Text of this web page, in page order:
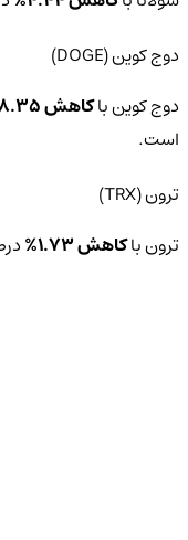
دوج‌ کوین (DOGE)
دوج‌ کوین باکاهش 8.35%
است.
ترون (TRX)
ترون باکاهش 1.73% درصدی در 24 ساعت